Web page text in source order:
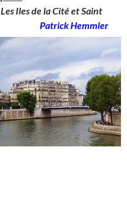
Les Iles de la Cité et Saint
Patrick Hemmler